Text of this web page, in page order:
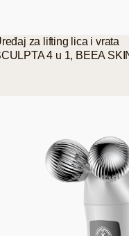
za lifting lica i vrata
4 u 1, BEEA